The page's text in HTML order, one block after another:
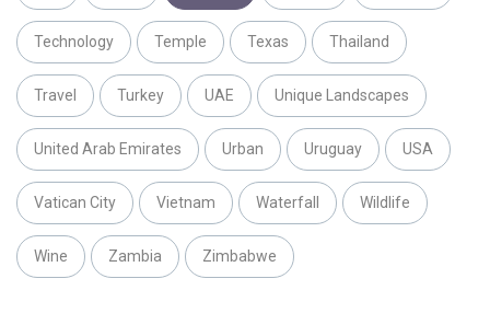
Technology Temple Texas Thailand
Travel Turkey UAE Unique Landscapes
United Arab Emirates Urban Uruguay USA
Vatican City Vietnam Waterfall Wildlife
Wine Zambia Zimbabwe